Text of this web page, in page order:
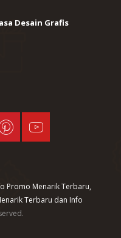
Desain Grafis
Promo Menarik Terbaru,
Terbaru dan Info